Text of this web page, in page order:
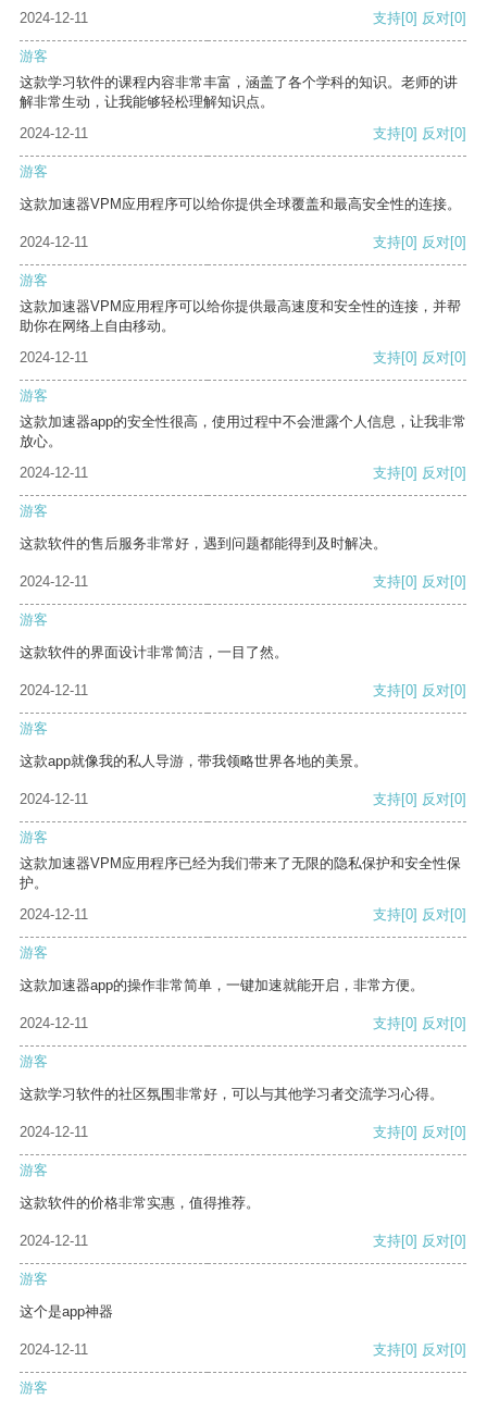
2024-12-11 支持[0] 反对[0]
游客
这款学习软件的课程内容非常丰富，涵盖了各个学科的知识。老师的讲
解非常生动，让我能够轻松理解知识点。
2024-12-11
支持[0] 反对[0]
游客
这款加速器VPM应用程序可以给你提供全球覆盖和最高安全性的连接。
2024-12-11 支持[0] 反对[0]
游客
这款加速器VPM应用程序可以给你提供最高速度和安全性的连接，并帮
助你在网络上自由移动。
2024-12-11
支持[0] 反对[0]
游客
这款加速器app的安全性很高，使用过程中不会泄露个人信息，让我非常
放心。
2024-12-11
支持[0] 反对[0]
游客
这款软件的售后服务非常好，遇到问题都能得到及时解决。
2024-12-11 支持[0] 反对[0]
游客
这款软件的界面设计非常简洁，一目了然。
2024-12-11 支持[0] 反对[0]
游客
这款app就像我的私人导游，带我领略世界各地的美景。
2024-12-11 支持[0] 反对[0]
游客
这款加速器VPM应用程序已经为我们带来了无限的隐私保护和安全性保
护。
2024-12-11
支持[0] 反对[0]
游客
这款加速器app的操作非常简单，一键加速就能开启，非常方便。
2024-12-11 支持[0] 反对[0]
游客
这款学习软件的社区氛围非常好，可以与其他学习者交流学习心得。
2024-12-11 支持[0] 反对[0]
游客
这款软件的价格非常实惠，值得推荐。
2024-12-11 支持[0] 反对[0]
游客
这个是app神器
2024-12-11 支持[0] 反对[0]
游客